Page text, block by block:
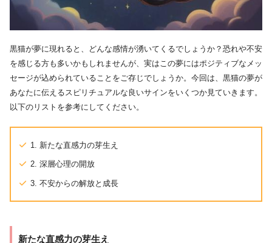
黒猫が夢に現れると、どんな感情が湧いてくるでしょうか？恐れや不安
を感じる方も多いかもしれませんが、実はこの夢にはポジティブなメッ
セージが込められていることをご存じでしょうか。今回は、黒猫の夢が
あなたに伝えるスピリチュアルな良いサインをいくつか見ていきます。
以下のリストを参考にしてください。
1. 新たな直感力の芽生え
2. 深層心理の開放
3. 不安からの解放と成長
新たな直感力の芽生え